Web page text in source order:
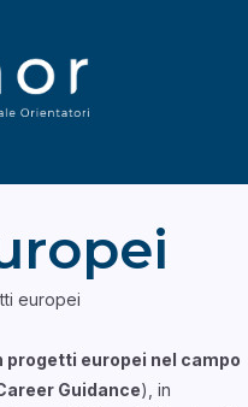
europei
europei nel campo
Guidance), in